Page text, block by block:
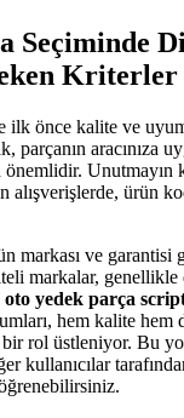
Seçiminde
Kriterler
ilk önce kalite ve
parçanın aracınıza
Unutmayın
alışverişlerde, ürün
markası ve garantisi
markalar, genellikle
oto yedek parça
hem kalite hem
bir rol üstleniyor. Bu
kullanıcılar